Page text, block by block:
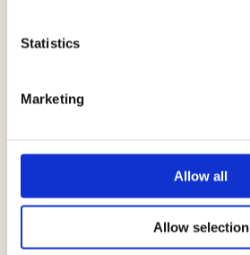
Statistics
Marketing
Allow all
Allow selection